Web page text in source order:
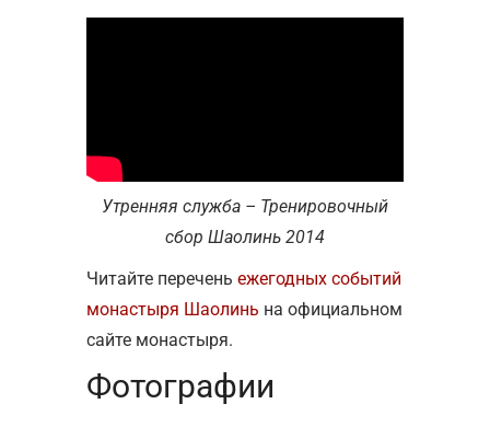
Утренняя служба – Тренировочный
сбор Шаолинь 2014
Читайте перечень ежегодных событий
монастыря Шаолинь на официальном
сайте монастыря.
Фотографии